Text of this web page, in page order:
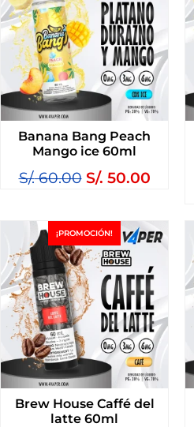
Banana Bang Peach
Mango ice 60ml
S/.60.00 S/. 50.00
¡PROMOCIÓN!
Brew House Caffé del
latte 60ml